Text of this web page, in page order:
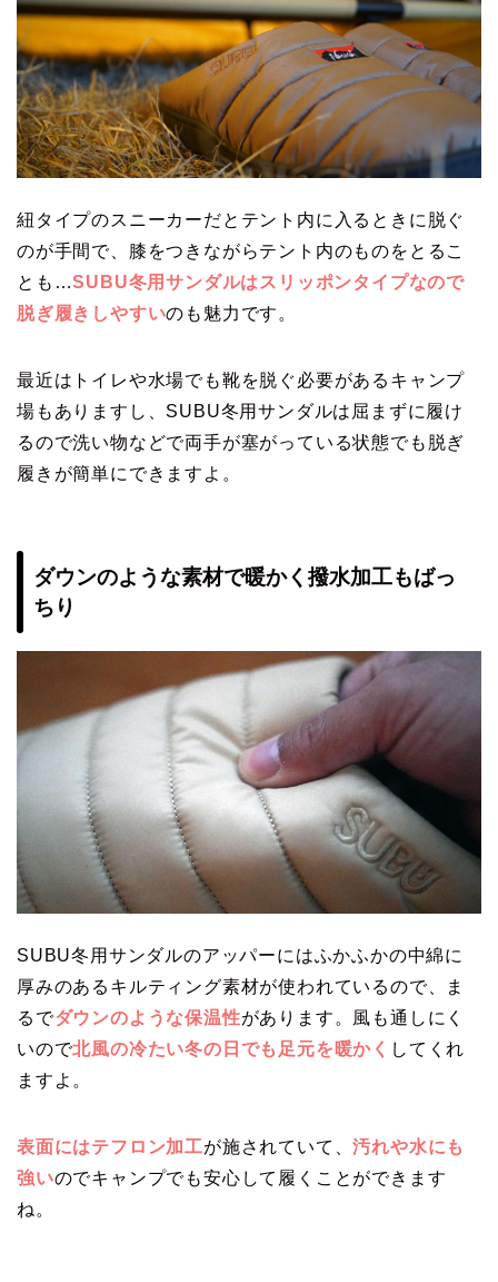
紐タイプのスニーカーだとテント内に入るときに脱ぐ
のが手間で、膝をつきながらテント内のものをとるこ
とも…SUBU冬用サンダルはスリッポンタイプなので
脱ぎ履きしやすいのも魅力です。
最近はトイレや水場でも靴を脱ぐ必要があるキャンプ
場もありますし、SUBU冬用サンダルは屈まずに履け
るので洗い物などで両手が塞がっている状態でも脱ぎ
履きが簡単にできますよ。
ダウンのような素材で暖かく撥水加工もばっ
ちり
SUBU冬用サンダルのアッパーにはふかふかの中綿に
厚みのあるキルティング素材が使われているので、ま
るでダウンのような保温性があります。風も通しにく
いので北風の冷たい冬の日でも足元を暖かく してくれ
ますよ。
表面にはテフロン加工が施されていて、汚れや水にも
強いのでキャンプでも安心して履くことができます
ね。